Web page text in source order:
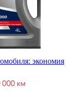
экономия